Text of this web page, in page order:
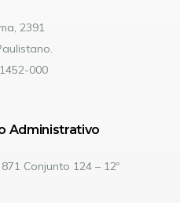
2391
000
Administrativo
Conjunto 124 – 12º